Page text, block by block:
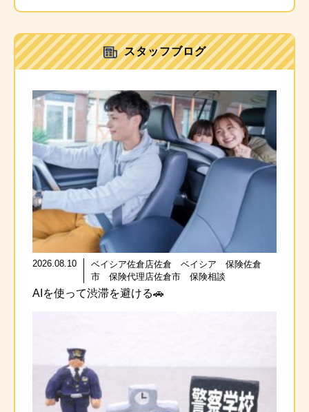
スタッフブログ
2026.08.10
ベイシア佐倉店佐倉 ベイシア 保険佐倉
市 保険代理店佐倉市 保険相談
AIを使って渋滞を避ける🚗